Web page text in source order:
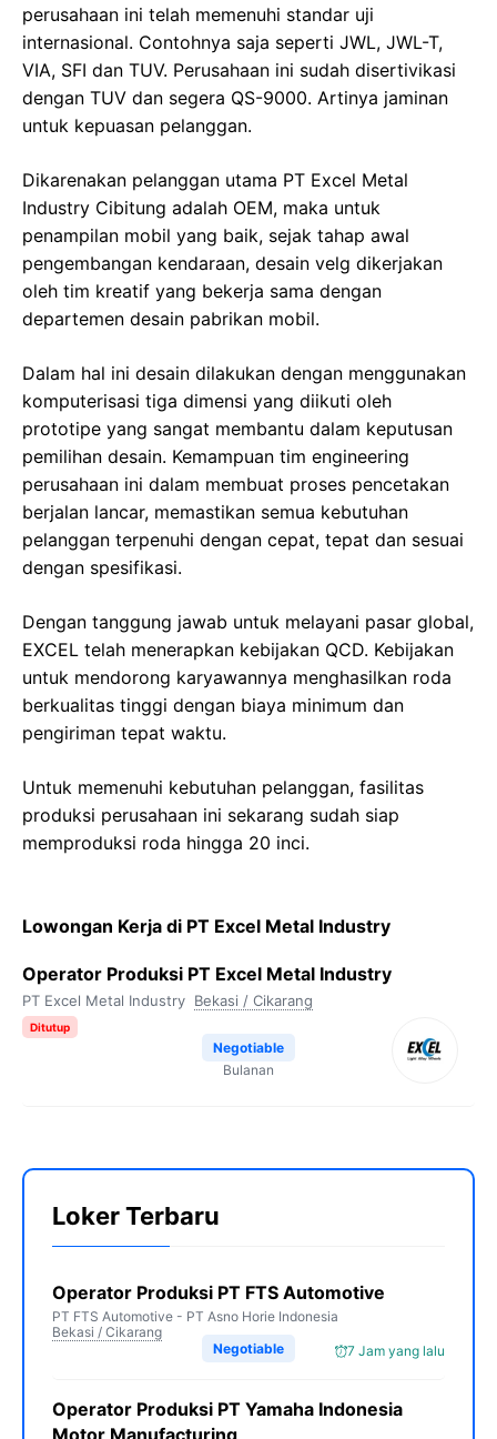
perusahaan ini telah memenuhi standar uji
internasional. Contohnya saja seperti JWL, JWL-T,
VIA, SFI dan TUV. Perusahaan ini sudah disertivikasi
dengan TUV dan segera QS-9000. Artinya jaminan
untuk kepuasan pelanggan.
Dikarenakan pelanggan utama PT Excel Metal
Industry Cibitung adalah OEM, maka untuk
penampilan mobil yang baik, sejak tahap awal
pengembangan kendaraan, desain velg dikerjakan
oleh tim kreatif yang bekerja sama dengan
departemen desain pabrikan mobil.
Dalam hal ini desain dilakukan dengan menggunakan
komputerisasi tiga dimensi yang diikuti oleh
prototipe yang sangat membantu dalam keputusan
pemilihan desain. Kemampuan tim engineering
perusahaan ini dalam membuat proses pencetakan
berjalan lancar, memastikan semua kebutuhan
pelanggan terpenuhi dengan cepat, tepat dan sesuai
dengan spesifikasi.
Dengan tanggung jawab untuk melayani pasar global,
EXCEL telah menerapkan kebijakan QCD. Kebijakan
untuk mendorong karyawannya menghasilkan roda
berkualitas tinggi dengan biaya minimum dan
pengiriman tepat waktu.
Untuk memenuhi kebutuhan pelanggan, fasilitas
produksi perusahaan ini sekarang sudah siap
memproduksi roda hingga 20 inci.
Lowongan Kerja di PT Excel Metal Industry
Operator Produksi PT Excel Metal Industry
PT Excel Metal Industry Bekasi / Cikarang
Ditutup
Negotiable
Bulanan
Loker Terbaru
Operator Produksi PT FTS Automotive
PT FTS Automotive - PT Asno Horie Indonesia
Bekasi / Cikarang
7 Jam yang lalu
Negotiable
Operator Produksi PT Yamaha Indonesia